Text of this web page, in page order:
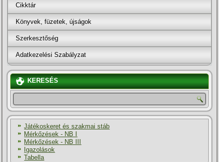
Cikktár
Könyvek, füzetek, újságok
Szerkesztőség
Adatkezelési Szabályzat
KERESÉS
Játékoskeret és szakmai stáb
Mérkőzések - NB I
Mérkőzések - NB III
Igazolások
Tabella